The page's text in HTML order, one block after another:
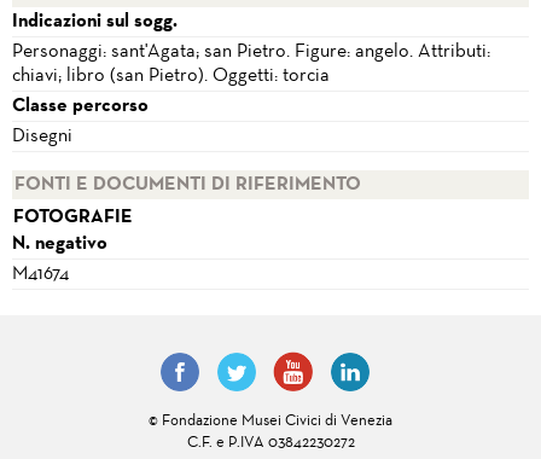
Indicazioni sul sogg.
Personaggi: sant'Agata; san Pietro. Figure: angelo. Attributi:
chiavi; libro (san Pietro). Oggetti: torcia
Classe percorso
Disegni
FONTI E DOCUMENTI DI RIFERIMENTO
FOTOGRAFIE
N. negativo
M41674
© Fondazione Musei Civici di Venezia
C.F. e P.IVA 03842230272